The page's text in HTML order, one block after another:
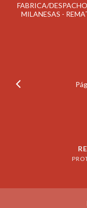
FABRICA/
MILANESAS -